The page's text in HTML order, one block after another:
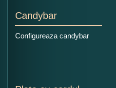
Candybar
Configureaza candybar